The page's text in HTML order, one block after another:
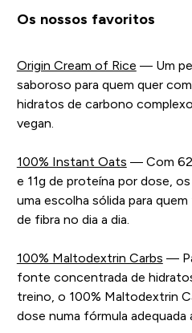
Os nossos favoritos
Origin Cream of Rice — Um
saboroso para quem quer
hidratos de carbono
vegan.
100% Instant Oats — Com
e 11g de proteína por dose,
uma escolha sólida para
de fibra no dia a dia.
100% Maltodextrin Carbs —
fonte concentrada de
treino, o 100% Maltodextrin
dose numa fórmula adequada